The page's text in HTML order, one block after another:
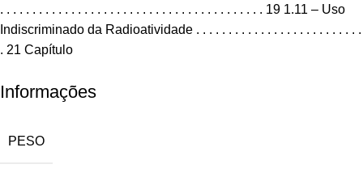
. . . . . . . . . . . . . . . . . . . . . . . . . . . . . . . . . . . . . . . . . 19 1.11 – Uso
Indiscriminado da Radioatividade . . . . . . . . . . . . . . . . . . . . . . . . . .
. 21 Capítulo
Informações
PESO